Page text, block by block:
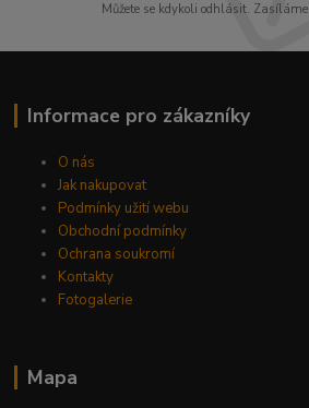
Můžete se kdykoli odhlásit.
Informace pro zákazníky
O nás
Jak nakupovat
Podmínky užití webu
Obchodní podmínky
Ochrana soukromí
Kontakty
Fotogalerie
Mapa